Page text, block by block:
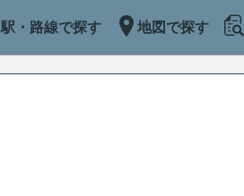
駅・路線で探す 地図で探す